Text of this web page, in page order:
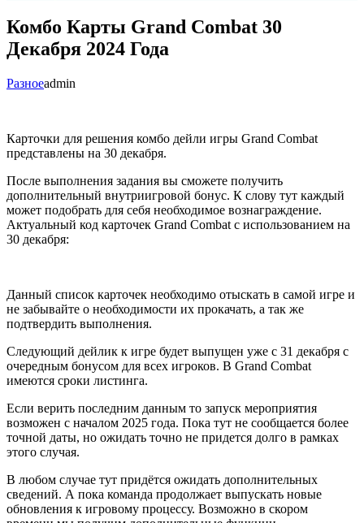
Комбо Карты Grand Combat 30
Декабря 2024 Года
Разноеadmin
Карточки для решения комбо дейли игры Grand Combat
представлены на 30 декабря.
После выполнения задания вы сможете получить
дополнительный внутриигровой бонус. К слову тут каждый
может подобрать для себя необходимое вознаграждение.
Актуальный код карточек Grand Combat с использованием на
30 декабря:
Данный список карточек необходимо отыскать в самой игре и
не забывайте о необходимости их прокачать, а так же
подтвердить выполнения.
Следующий дейлик к игре будет выпущен уже с 31 декабря с
очередным бонусом для всех игроков. В Grand Combat
имеются сроки листинга.
Если верить последним данным то запуск мероприятия
возможен с началом 2025 года. Пока тут не сообщается более
точной даты, но ожидать точно не придется долго в рамках
этого случая.
В любом случае тут придётся ожидать дополнительных
сведений. А пока команда продолжает выпускать новые
обновления к игровому процессу. Возможно в скором